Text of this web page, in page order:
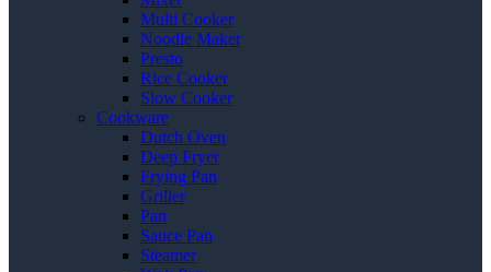
Multi Cooker
Noodle Maker
Presto
Rice Cooker
Slow Cooker
Cookware
Dutch Oven
Deep Fryer
Frying Pan
Griller
Pan
Sauce Pan
Steamer